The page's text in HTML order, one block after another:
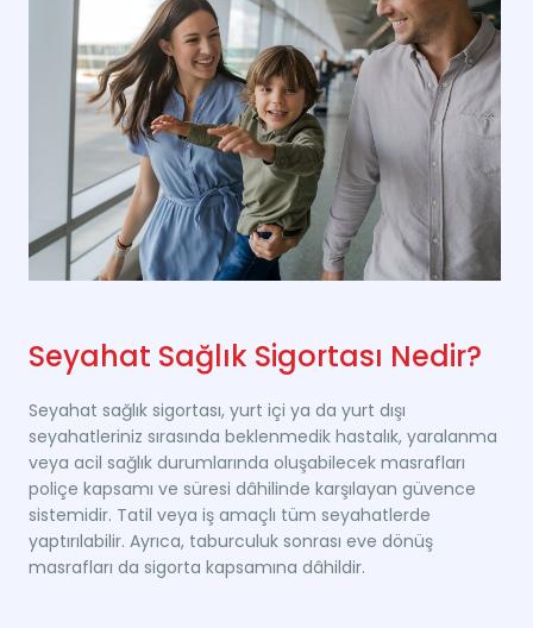
Seyahat Sağlık Sigortası Nedir?
Seyahat sağlık sigortası, yurt içi ya da yurt dışı
seyahatleriniz sırasında beklenmedik hastalık, yaralanma
veya acil sağlık durumlarında oluşabilecek masrafları
poliçe kapsamı ve süresi dâhilinde karşılayan güvence
sistemidir. Tatil veya iş amaçlı tüm seyahatlerde
yaptırılabilir. Ayrıca, taburculuk sonrası eve dönüş
masrafları da sigorta kapsamına dâhildir.